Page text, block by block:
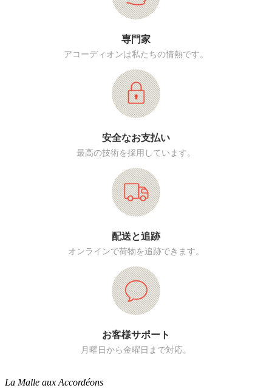
専門家
アコーディオンは私たちの情熱です。
安全なお支払い
最高の技術を採用しています。
配送と追跡
オンラインで荷物を追跡できます。
お客様サポート
月曜日から金曜日まで対応。
La Malle aux Accordéons